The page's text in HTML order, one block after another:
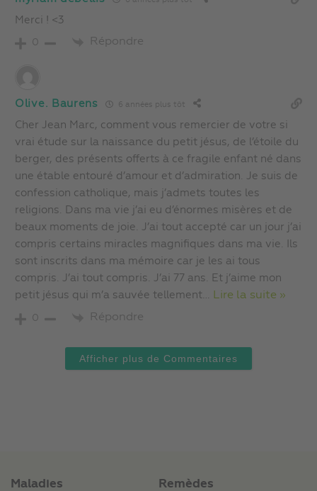
Merci ! <3
0 Répondre
Olive. Baurens 6 années plus tôt
Cher Jean Marc, comment vous remercier de votre si
vrai étude sur la naissance du petit jésus, de l’étoile du
berger, des présents offerts à ce fragile enfant né dans
une étable entouré d’amour et d’admiration. Je suis de
confession catholique, mais j’admets toutes les
religions. Dans ma vie j’ai eu d’énormes misères et de
beaux moments de joie. J’ai tout accepté car un jour j’ai
compris certains miracles magnifiques dans ma vie. Ils
sont inscrits dans ma mémoire car je les ai tous
compris. J’ai tout compris. J’ai 77 ans. Et j’aime mon
petit jésus qui m’a sauvée tellement… Lire la suite »
0 Répondre
Afficher plus de Commentaires
Maladies Remèdes